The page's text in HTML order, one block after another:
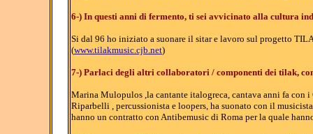
6-) In questi anni di fermento, ti sei avvicinato alla cultura
Si dal 96 ho iniziato a suonare il sitar e lavoro sul progetto
(www.tilakmusic.cjb.net)
7-) Parlaci degli altri collaboratori / componenti dei tilak,
Marina Mulopulos ,la cantante italogreca, cantava anni fa con
Riparbelli , percussionista e loopers, ha suonato con il
hanno un contratto con Antibemusic di Roma per la quale